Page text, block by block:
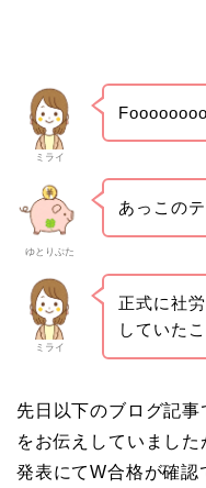
ミライ
ゆとりぶた
あっこの
ミライ
正式に社
していた
先日以下のブログ記
をお伝えしていまし
発表にてW合格が確認